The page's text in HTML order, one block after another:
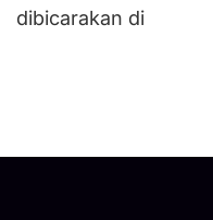
dibicarakan di